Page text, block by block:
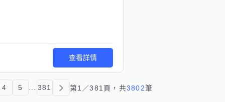
查看詳情
4 5 381 第1 ／381 頁，共3802筆